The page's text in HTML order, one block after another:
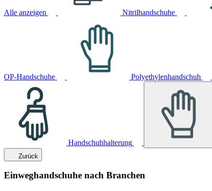
Alle anzeigen Nitrilhandschuhe
OP-Handschuhe Polyethylenhandschuh
Handschuhhalterung
Zurück
Einweghandschuhe nach Branchen